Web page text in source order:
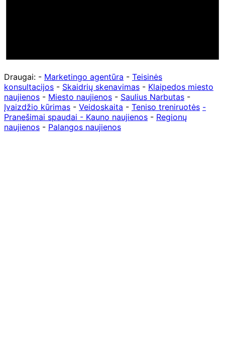
Draugai: - Marketingo agentūra - Teisinės
konsultacijos - Skaidrių skenavimas - Klaipedos miesto
naujienos - Miesto naujienos - Saulius Narbutas -
Įvaizdžio kūrimas - Veidoskaita - Teniso treniruotės -
Pranešimai spaudai - Kauno naujienos - Regionų
naujienos - Palangos naujienos